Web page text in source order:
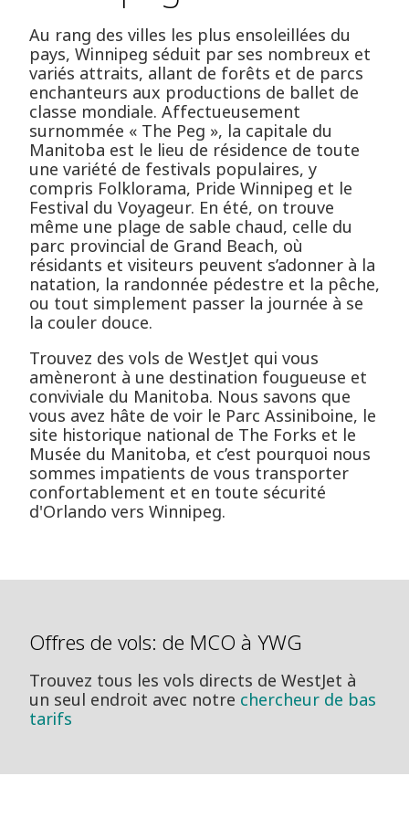
Au rang des villes les plus ensoleillées du
pays, Winnipeg séduit par ses nombreux et
variés attraits, allant de forêts et de parcs
enchanteurs aux productions de ballet de
classe mondiale. Affectueusement
surnommée « The Peg », la capitale du
Manitoba est le lieu de résidence de toute
une variété de festivals populaires, y
compris Folklorama, Pride Winnipeg et le
Festival du Voyageur. En été, on trouve
même une plage de sable chaud, celle du
parc provincial de Grand Beach, où
résidants et visiteurs peuvent s’adonner à la
natation, la randonnée pédestre et la pêche,
ou tout simplement passer la journée à se
la couler douce.
Trouvez des vols de WestJet qui vous
amèneront à une destination fougueuse et
conviviale du Manitoba. Nous savons que
vous avez hâte de voir le Parc Assiniboine, le
site historique national de The Forks et le
Musée du Manitoba, et c’est pourquoi nous
sommes impatients de vous transporter
confortablement et en toute sécurité
d'Orlando vers Winnipeg.
Offres de vols: de MCO à YWG
Trouvez tous les vols directs de WestJet à
un seul endroit avec notre chercheur de bas
tarifs